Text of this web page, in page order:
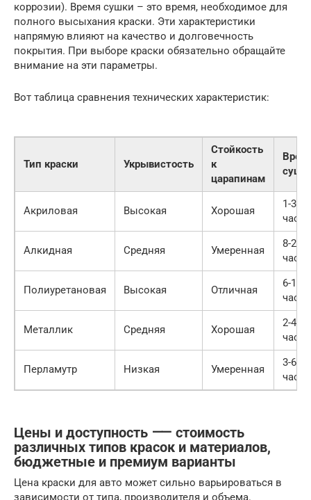
коррозии). Время сушки – это время, необходимое для
полного высыхания краски. Эти характеристики
напрямую влияют на качество и долговечность
покрытия. При выборе краски обязательно обращайте
внимание на эти параметры.
Вот таблица сравнения технических характеристик:
Тип краски Укрывистость
Стойкость
к
царапинам
Акриловая Высокая Хорошая
1-3
часа
Алкидная Средняя Умеренная
8-24
часа
Полиуретановая Высокая Отличная
6-12
часов
Металлик Средняя Хорошая
2-4
часа
Перламутр Низкая Умеренная
3-6
часов
Цены и доступность ⸺ стоимость
различных типов красок и материалов,
бюджетные и премиум варианты
Цена краски для авто может сильно варьироваться в
зависимости от типа, производителя и объема.